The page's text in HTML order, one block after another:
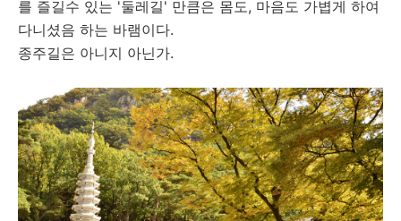
를 즐길수 있는 '둘레길' 만큼은 몸도, 마음도 가볍게 하여
다니셨음 하는 바램이다.
종주길은 아니지 아닌가.